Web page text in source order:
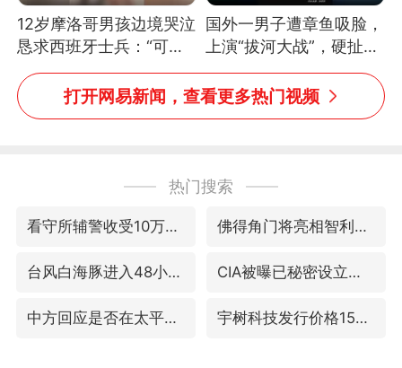
12岁摩洛哥男孩边境哭泣
恳求西班牙士兵：“可不
可以不要把我遣返回国”
国外一男子遭章鱼吸脸，
上演“拔河大战”，硬扯加
铁棒敲打方才挣脱
打开网易新闻，查看更多热门视频
热门搜索
看守所辅警收受10万获刑1年 佛得角门将亮相智利俱乐部主场
台风白海豚进入48小时警戒线 CIA被曝已秘密设立古巴工作组
中方回应是否在太平洋海底开采稀土 宇树科技发行价格150.80元/股